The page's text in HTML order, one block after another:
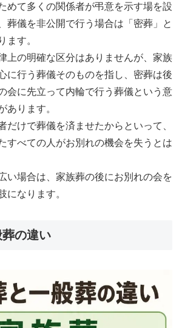
めて多くの関係者が弔意を示す場を設
葬儀を非公開で行う場合は「密葬」と
ます。
上の明確な区分はありませんが、家族
に行う葬儀そのものを指し、密葬は後
会に先立って内輪で行う葬儀という意
あります。
だけで葬儀を済ませたからといって、
すべての人がお別れの機会を失うとは
い場合は、家族葬の後にお別れの会を
になります。
の違い